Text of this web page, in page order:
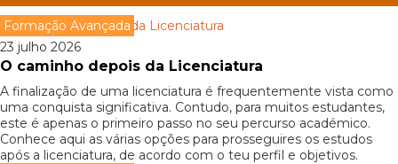
Formação Avançada
23 julho 2026
O caminho depois da Licenciatura
A finalização de uma licenciatura é frequentemente vista como
uma conquista significativa. Contudo, para muitos estudantes,
este é apenas o primeiro passo no seu percurso académico.
Conhece aqui as várias opções para prosseguires os estudos
após a licenciatura, de acordo com o teu perfil e objetivos.